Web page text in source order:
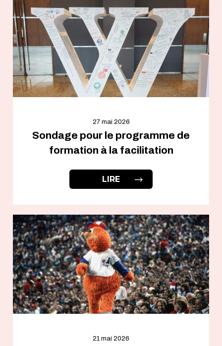
27 mai 2026
Sondage pour le programme de
formation à la facilitation
LIRE
21 mai 2026